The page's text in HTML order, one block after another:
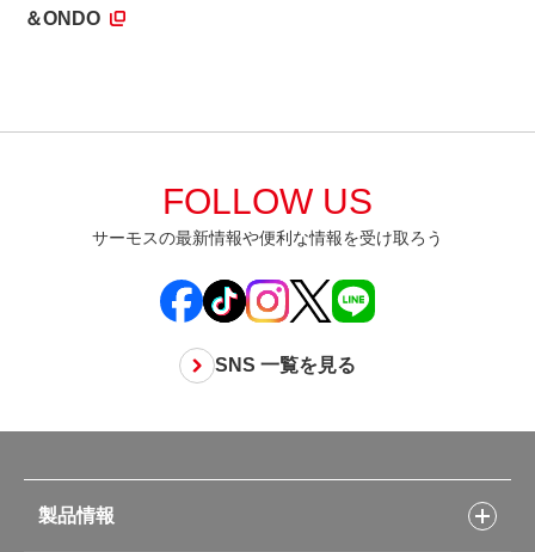
＆ONDO
FOLLOW US
サーモスの最新情報や便利な情報を受け取ろう
SNS 一覧を見る
製品情報